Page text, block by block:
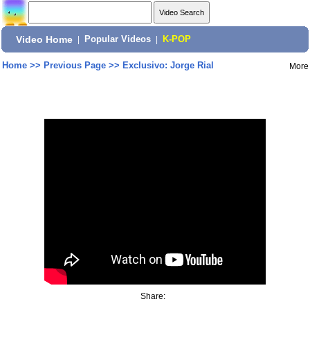
Video Home Popular Videos K-POP
Home>> Previous Page>> Exclusivo: Jorge Rial More
Share: